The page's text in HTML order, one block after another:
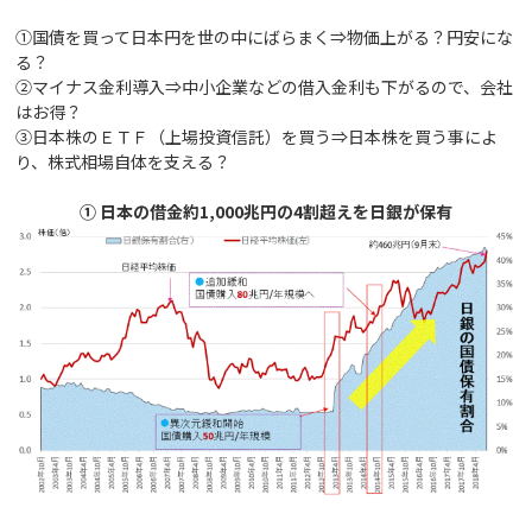
①国債を買って日本円を世の中にばらまく⇒物価上がる？円安にな
る？
②マイナス金利導入⇒中小企業などの借入金利も下がるので、会社
はお得？
③日本株のＥＴＦ（上場投資信託）を買う⇒日本株を買う事によ
り、株式相場自体を支える？
① 日本の借金約1,000兆円の4割超えを日銀が保有